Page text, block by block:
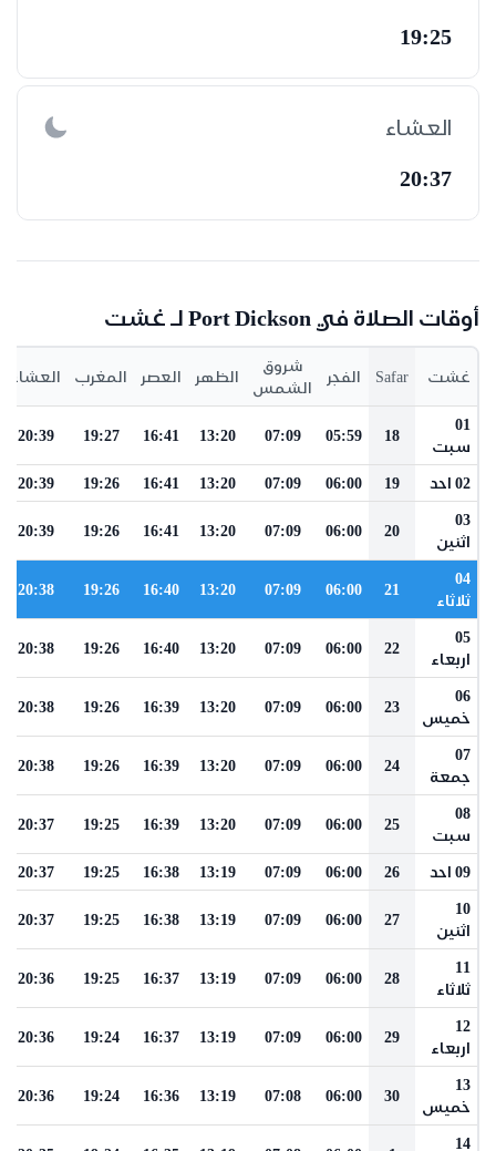
19:25
العشاء
20:37
أوقات الصلاة في Port Dickson لـ غشت
غشت Safar الفجر
شروق
الشمس
الظهر العصر المغرب العشاء
01
سبت
18
05:59
07:09
13:20
16:41
19:27
20:39
02 احد 19
06:00
07:09
13:20
16:41
19:26
20:39
03
اثنين
20
06:00
07:09
13:20
16:41
19:26
20:39
04
ثلاثاء
21
06:00
07:09
13:20
16:40
19:26
20:38
05
اربعاء
22
06:00
07:09
13:20
16:40
19:26
20:38
06
خميس
23
06:00
07:09
13:20
16:39
19:26
20:38
07
جمعة
24
06:00
07:09
13:20
16:39
19:26
20:38
08
سبت
25
06:00
07:09
13:20
16:39
19:25
20:37
09 احد 26
06:00
07:09
13:19
16:38
19:25
20:37
10
اثنين
27
06:00
07:09
13:19
16:38
19:25
20:37
11
ثلاثاء
28
06:00
07:09
13:19
16:37
19:25
20:36
12
اربعاء
29
06:00
07:09
13:19
16:37
19:24
20:36
13
خميس
30
06:00
07:08
13:19
16:36
19:24
20:36
14